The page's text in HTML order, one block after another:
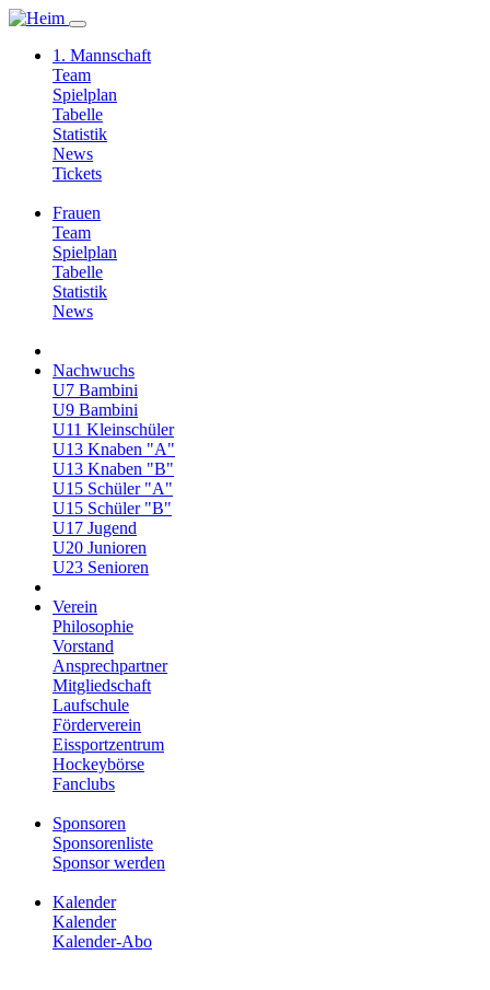
1. Mannschaft
Team
Spielplan
Tabelle
Statistik
News
Tickets
Frauen
Team
Spielplan
Tabelle
Statistik
News
Nachwuchs
U7 Bambini
U9 Bambini
U11 Kleinschüler
U13 Knaben "A"
U13 Knaben "B"
U15 Schüler "A"
U15 Schüler "B"
U17 Jugend
U20 Junioren
U23 Senioren
Verein
Philosophie
Vorstand
Ansprechpartner
Mitgliedschaft
Laufschule
Förderverein
Eissportzentrum
Hockeybörse
Fanclubs
Sponsoren
Sponsorenliste
Sponsor werden
Kalender
Kalender
Kalender-Abo